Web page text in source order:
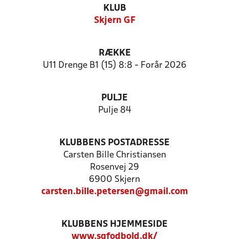
KLUB
Skjern GF
RÆKKE
U11 Drenge B1 (15) 8:8 - Forår 2026
PULJE
Pulje 84
KLUBBENS POSTADRESSE
Carsten Bille Christiansen
Rosenvej 29
6900 Skjern
carsten.bille.petersen@gmail.com
KLUBBENS HJEMMESIDE
www.sgfodbold.dk/